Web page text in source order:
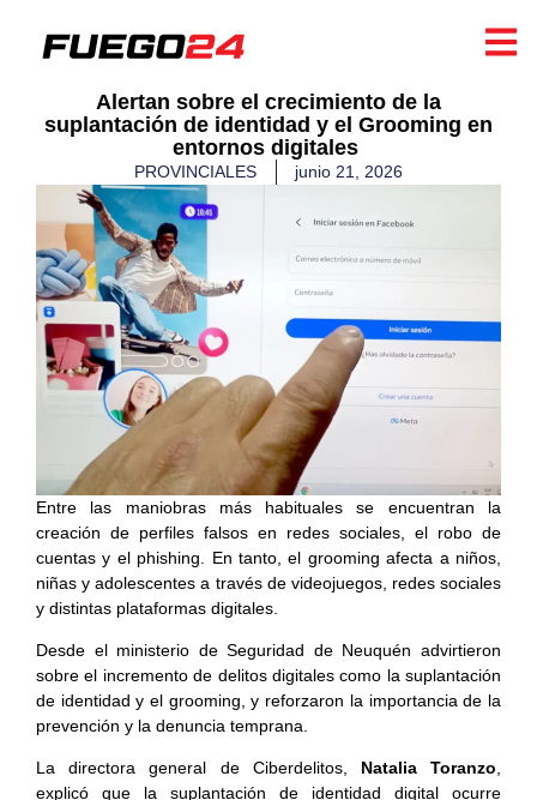
​Alertan sobre el crecimiento de la
suplantación de identidad y el Grooming en
entornos digitales ​
PROVINCIALES junio 21, 2026
Entre las maniobras más habituales se encuentran la
creación de perfiles falsos en redes sociales, el robo de
cuentas y el phishing. En tanto, el grooming afecta a niños,
niñas y adolescentes a través de videojuegos, redes sociales
y distintas plataformas digitales.
Desde el ministerio de Seguridad de Neuquén advirtieron
sobre el incremento de delitos digitales como la suplantación
de identidad y el grooming, y reforzaron la importancia de la
prevención y la denuncia temprana.
La directora general de Ciberdelitos, Natalia Toranzo,
explicó que la suplantación de identidad digital ocurre